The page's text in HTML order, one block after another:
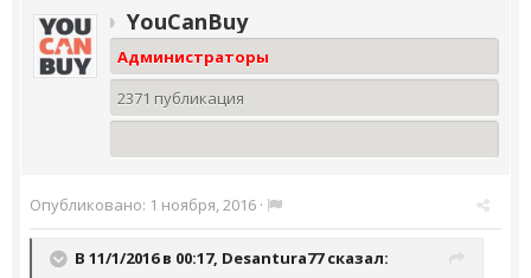
YouCanBuy
Администраторы
2371 публикация
Опубликовано: 1 ноября, 2016 ·
В 11/1/2016 в 00:17, Desantura77сказал: